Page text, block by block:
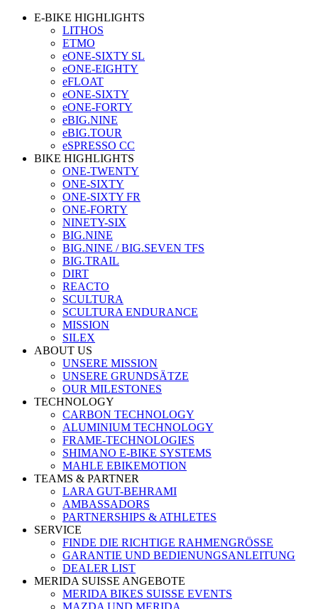
E-BIKE HIGHLIGHTS
LITHOS
ETMO
eONE-SIXTY SL
eONE-EIGHTY
eFLOAT
eONE-SIXTY
eONE-FORTY
eBIG.NINE
eBIG.TOUR
eSPRESSO CC
BIKE HIGHLIGHTS
ONE-TWENTY
ONE-SIXTY
ONE-SIXTY FR
ONE-FORTY
NINETY-SIX
BIG.NINE
BIG.NINE / BIG.SEVEN TFS
BIG.TRAIL
DIRT
REACTO
SCULTURA
SCULTURA ENDURANCE
MISSION
SILEX
ABOUT US
UNSERE MISSION
UNSERE GRUNDSÄTZE
OUR MILESTONES
TECHNOLOGY
CARBON TECHNOLOGY
ALUMINIUM TECHNOLOGY
FRAME-TECHNOLOGIES
SHIMANO E-BIKE SYSTEMS
MAHLE EBIKEMOTION
TEAMS & PARTNER
LARA GUT-BEHRAMI
AMBASSADORS
PARTNERSHIPS & ATHLETES
SERVICE
FINDE DIE RICHTIGE RAHMENGRÖSSE
GARANTIE UND BEDIENUNGSANLEITUNG
DEALER LIST
MERIDA SUISSE ANGEBOTE
MERIDA BIKES SUISSE EVENTS
MAZDA UND MERIDA